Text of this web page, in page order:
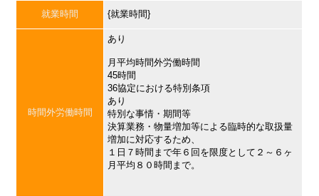
就業時間 {就業時間}
時間外労働時間
あり
月平均時間外労働時間
45時間
36協定における特別条項
あり
特別な事情・期間等
決算業務・物量増加等による臨時的な取扱量
増加に対応するため、
１日７時間まで年６回を限度として２～６ヶ
月平均８０時間まで。